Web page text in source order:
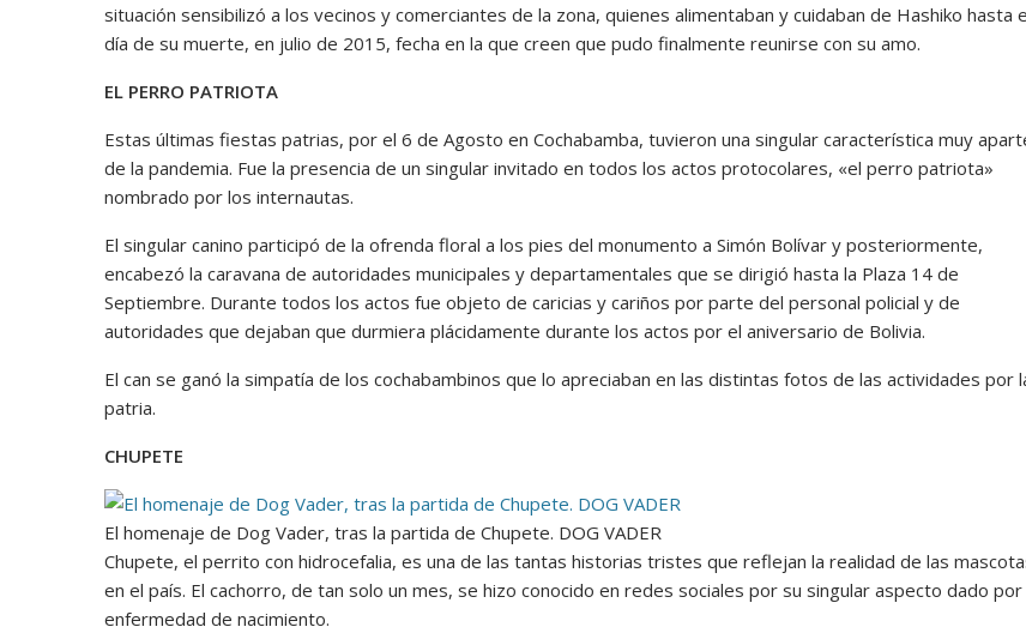
situación sensibilizó a los vecinos y comerciantes de la zona, quienes alimentaban y cuidaban de Hashiko hasta
día de su muerte, en julio de 2015, fecha en la que creen que pudo finalmente reunirse con su amo.
EL PERRO PATRIOTA
Estas últimas fiestas patrias, por el 6 de Agosto en Cochabamba, tuvieron una singular característica muy
de la pandemia. Fue la presencia de un singular invitado en todos los actos protocolares, «el perro patriota»
nombrado por los internautas.
El singular canino participó de la ofrenda floral a los pies del monumento a Simón Bolívar y posteriormente,
encabezó la caravana de autoridades municipales y departamentales que se dirigió hasta la Plaza 14 de
Septiembre. Durante todos los actos fue objeto de caricias y cariños por parte del personal policial y de
autoridades que dejaban que durmiera plácidamente durante los actos por el aniversario de Bolivia.
El can se ganó la simpatía de los cochabambinos que lo apreciaban en las distintas fotos de las actividades por
patria.
CHUPETE
El homenaje de Dog Vader, tras la partida de Chupete. DOG VADER
Chupete, el perrito con hidrocefalia, es una de las tantas historias tristes que reflejan la realidad de las
en el país. El cachorro, de tan solo un mes, se hizo conocido en redes sociales por su singular aspecto dado por
enfermedad de nacimiento.